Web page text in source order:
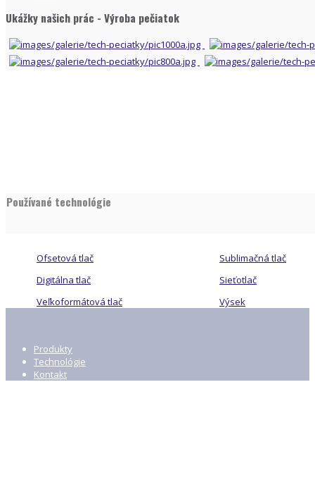
Ukážky našich prác - Výroba pečiatok
Používané technológie
Ofsetová tlač
Digitálna tlač
Veľkoformátová tlač
Sublimačná tlač
Sieťotlač
Výsek
Produkty
Technológie
Kontakt